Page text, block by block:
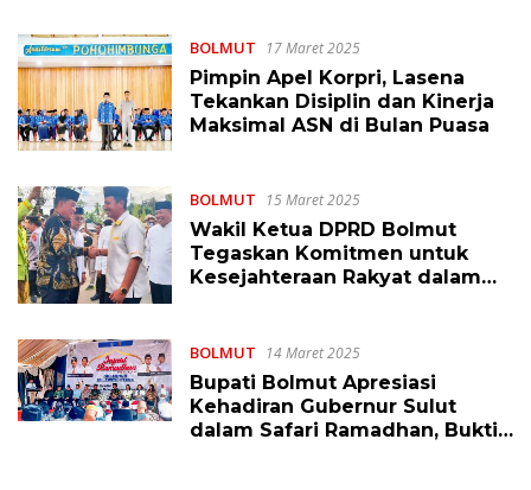
BOLMUT 17 Maret 2025
Pimpin Apel Korpri, Lasena
Tekankan Disiplin dan Kinerja
Maksimal ASN di Bulan Puasa
BOLMUT 15 Maret 2025
Wakil Ketua DPRD Bolmut
Tegaskan Komitmen untuk
Kesejahteraan Rakyat dalam
BOLMUT 14 Maret 2025
Bupati Bolmut Apresiasi
Kehadiran Gubernur Sulut
dalam Safari Ramadhan, Bukti